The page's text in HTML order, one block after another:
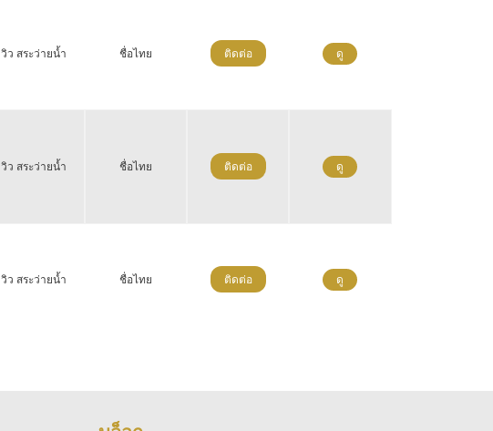
วิว สระว่ายน้ำ ชื่อไทย ติดต่อ ดู
วิว สระว่ายน้ำ ชื่อไทย ติดต่อ ดู
วิว สระว่ายน้ำ ชื่อไทย ติดต่อ ดู